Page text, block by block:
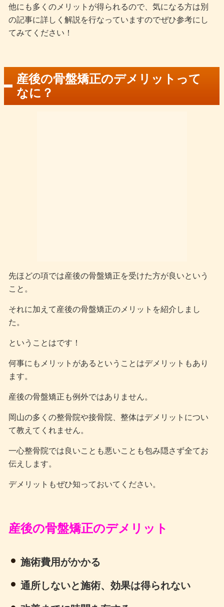
他にも多くのメリットが得られるので、気になる方は別
の記事に詳しく解説を行なっていますのでぜひ参考にし
てみてください！
産後の骨盤矯正のデメリットって
なに？
先ほどの項では産後の骨盤矯正を受けた方が良いという
こと。
それに加えて産後の骨盤矯正のメリットを紹介しまし
た。
ということはです！
何事にもメリットがあるということはデメリットもあり
ます。
産後の骨盤矯正も例外ではありません。
岡山の多くの整骨院や接骨院、整体はデメリットについ
て教えてくれません。
一心整骨院では良いことも悪いことも包み隠さず全てお
伝えします。
デメリットもぜひ知っておいてください。
産後の骨盤矯正のデメリット
施術費用がかかる
通所しないと施術、効果は得られない